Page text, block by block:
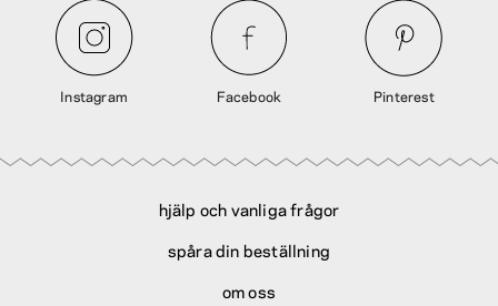
Instagram Facebook Pinterest
hjälp och vanliga frågor
spåra din beställning
om oss